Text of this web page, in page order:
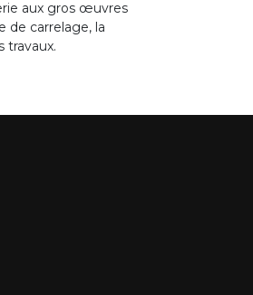
aux gros œuvres
de carrelage, la
travaux.